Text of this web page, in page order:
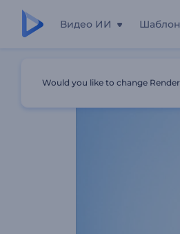
Видео ИИ
Would you like to change